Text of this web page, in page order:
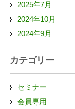
2025年7月
2024年10月
2024年9月
カテゴリー
セミナー
会員専用